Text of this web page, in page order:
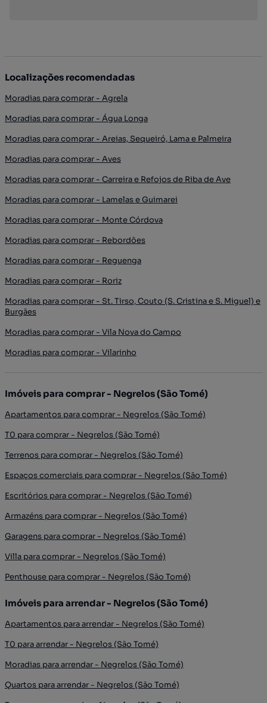
Localizações recomendadas
Moradias para comprar - Agrela
Moradias para comprar - Água Longa
Moradias para comprar - Areias, Sequeiró, Lama e Palmeira
Moradias para comprar - Aves
Moradias para comprar - Carreira e Refojos de Riba de Ave
Moradias para comprar - Lamelas e Guimarei
Moradias para comprar - Monte Córdova
Moradias para comprar - Rebordões
Moradias para comprar - Reguenga
Moradias para comprar - Roriz
Moradias para comprar - St. Tirso, Couto (S. Cristina e S. Miguel) e
Burgães
Moradias para comprar - Vila Nova do Campo
Moradias para comprar - Vilarinho
Imóveis para comprar - Negrelos (São Tomé)
Apartamentos para comprar - Negrelos (São Tomé)
T0 para comprar - Negrelos (São Tomé)
Terrenos para comprar - Negrelos (São Tomé)
Espaços comerciais para comprar - Negrelos (São Tomé)
Escritórios para comprar - Negrelos (São Tomé)
Armazéns para comprar - Negrelos (São Tomé)
Garagens para comprar - Negrelos (São Tomé)
Villa para comprar - Negrelos (São Tomé)
Penthouse para comprar - Negrelos (São Tomé)
Imóveis para arrendar - Negrelos (São Tomé)
Apartamentos para arrendar - Negrelos (São Tomé)
T0 para arrendar - Negrelos (São Tomé)
Moradias para arrendar - Negrelos (São Tomé)
Quartos para arrendar - Negrelos (São Tomé)